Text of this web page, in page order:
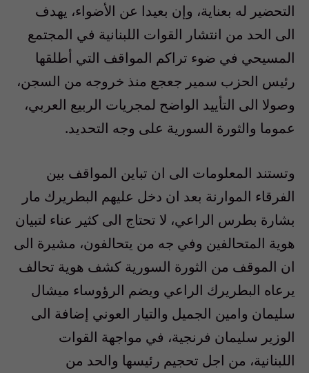
التحضير له بعناية، وإن بعيدا عن الأضواء، يهدف
الى الحد من انتشار القوات اللبنانية في المجتمع
المسيحي في ضوء تراكم المواقف التي أطلقها
رئيس الحزب سمير جعجع منذ خروجه من السجن،
وصولا الى التأييد الواضح لمجريات الربيع العربي،
عموما والثورة السورية على وجه التحديد.
وتستند المعلومات الى ان تباين المواقف بين
الفرقاء الموارنة بعد ان دخل عليهم البطريرك مار
بشارة بطرس الراعي، لا تحتاج الى كثير عناء لتبيان
هوية المتحالفين وفي جه من يتحالفون، مشيرة الى
ان الموقف من الثورة السورية كشف هوية تحالف
يرعاه البطريرك الراعي ويضم الرؤوساء ميشال
سليمان وامين الجميل والتيار العوني إضافة الى
الوزير سليمان فرنجية، في مواجهة القوات
اللبنانية، من اجل تحجيم رئيسها والحد من